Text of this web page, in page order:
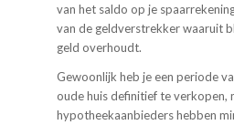
van het saldo op je
van de geldverstrekker waaruit
geld overhoudt.
Gewoonlijk heb je een periode
oude huis definitief te verkopen,
hypotheek­aanbieders hebben